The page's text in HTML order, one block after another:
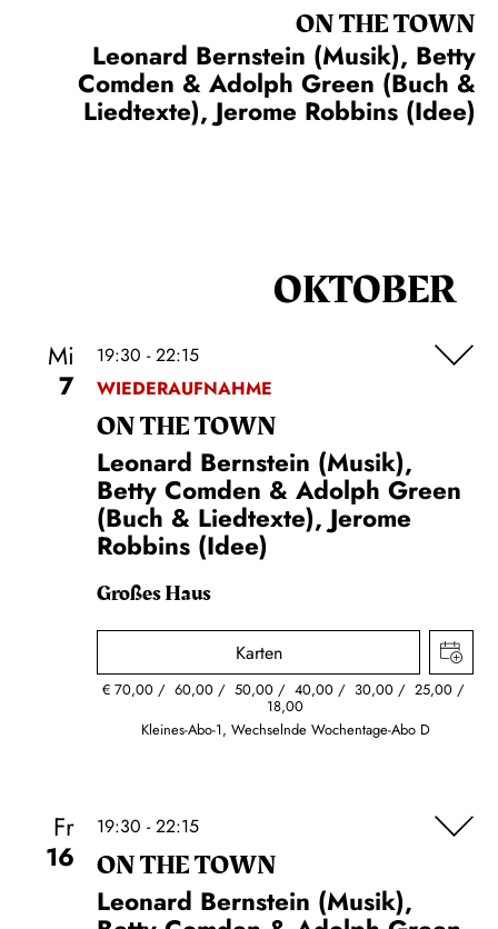
ON THE TOWN
Leonard Bernstein (Musik), Betty
Comden & Adolph Green (Buch &
Liedtexte), Jerome Robbins (Idee)
OKTOBER
Mi
7
19:30 - 22:15
WIEDERAUFNAHME
ON THE TOWN
Leonard Bernstein (Musik),
Betty Comden & Adolph Green
(Buch & Liedtexte), Jerome
Robbins (Idee)
Großes Haus
Karten
€ 70,00 60,00 50,00 40,00 30,00 25,00
18,00
Kleines-Abo-1, Wechselnde Wochentage-Abo D
Fr
16
19:30 - 22:15
ON THE TOWN
Leonard Bernstein (Musik),